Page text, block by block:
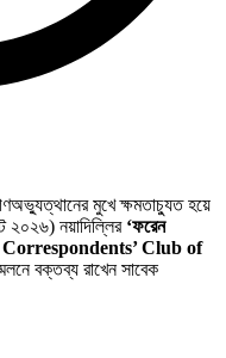
মুখে ক্ষমতাচ্যুত হয়ে
নয়াদিল্লির ‘ফরেন
Correspondents’ Club of
বক্তব্য রাখেন সাবেক